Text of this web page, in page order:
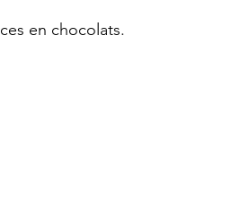
en chocolats.